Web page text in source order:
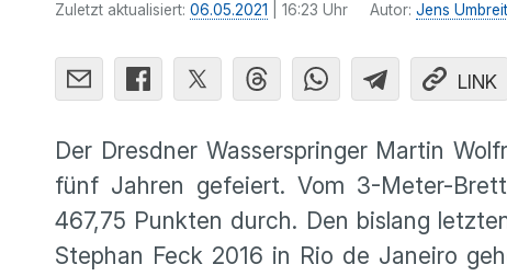
Zuletzt aktualisiert: 06.05.2021 | 16:23 Uhr Autor: Jens Umbreit
LINK
Der Dresdner Wasserspringer Martin
fünf Jahren gefeiert. Vom 3-Meter-
467,75 Punkten durch. Den bislang
Stephan Feck 2016 in Rio de Janeiro